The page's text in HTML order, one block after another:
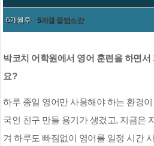
6개월후 6개월 졸업소감
박코치 어학원에서 영어 훈련을 하면
요?
하루 종일 영어만 사용해야 하는 환경
국인 친구 만들 용기가 생겼고, 지금은
겨 하루도 빠짐없이 영어를 일정 시간